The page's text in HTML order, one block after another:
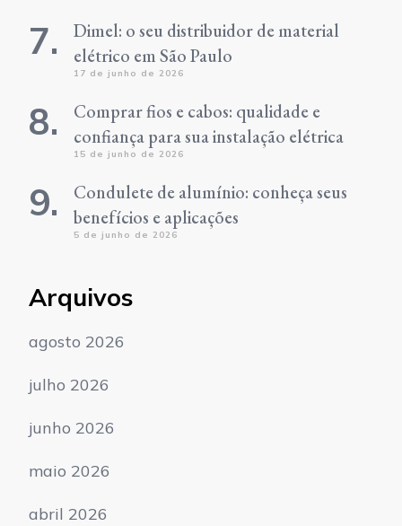
Dimel: o seu distribuidor de material
elétrico em São Paulo
17 de junho de 2026
Comprar fios e cabos: qualidade e
confiança para sua instalação elétrica
15 de junho de 2026
Condulete de alumínio: conheça seus
benefícios e aplicações
5 de junho de 2026
Arquivos
agosto 2026
julho 2026
junho 2026
maio 2026
abril 2026